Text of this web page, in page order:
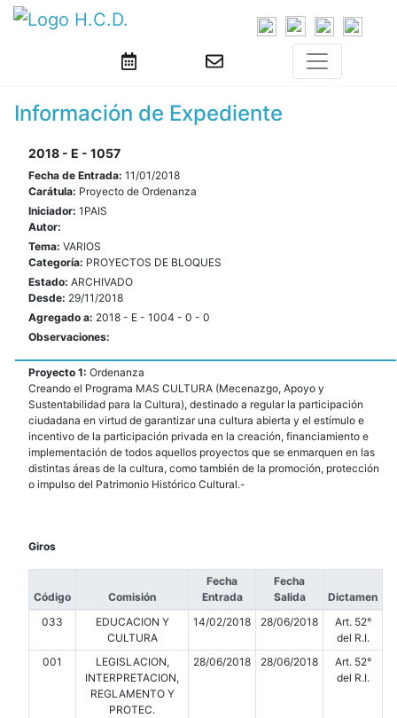
Información de Expediente
2018 - E - 1057
Fecha de Entrada: 11/01/2018
Carátula: Proyecto de Ordenanza
Iniciador: 1PAIS
Autor:
Tema: VARIOS
Categoría: PROYECTOS DE BLOQUES
Estado: ARCHIVADO
Desde: 29/11/2018
Agregado a: 2018 - E - 1004 - 0 - 0
Observaciones:
Proyecto 1: Ordenanza
Creando el Programa MAS CULTURA (Mecenazgo, Apoyo y
Sustentabilidad para la Cultura), destinado a regular la participación
ciudadana en virtud de garantizar una cultura abierta y el estímulo e
incentivo de la participación privada en la creación, financiamiento e
implementación de todos aquellos proyectos que se enmarquen en las
distintas áreas de la cultura, como también de la promoción, protección
o impulso del Patrimonio Histórico Cultural.-
Giros
Código Comisión
Fecha
Entrada
Fecha
Salida
Dictamen
033
EDUCACION Y
CULTURA
14/02/2018 28/06/2018
Art. 52°
del R.I.
001
LEGISLACION,
INTERPRETACION,
REGLAMENTO Y
PROTEC.
28/06/2018 28/06/2018
Art. 52°
del R.I.